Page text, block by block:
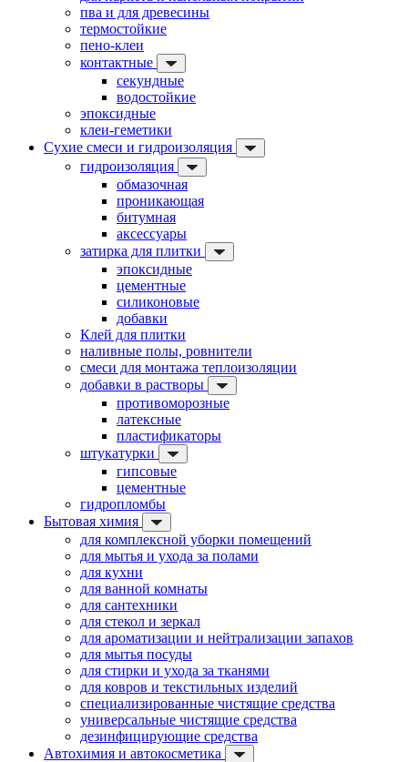
пва и для древесины
термостойкие
пено-клеи
контактные
секундные
водостойкие
эпоксидные
клеи-геметики
Сухие смеси и гидроизоляция
гидроизоляция
обмазочная
проникающая
битумная
аксессуары
затирка для плитки
эпоксидные
цементные
силиконовые
добавки
Клей для плитки
наливные полы, ровнители
смеси для монтажа теплоизоляции
добавки в растворы
противоморозные
латексные
пластификаторы
штукатурки
гипсовые
цементные
гидропломбы
Бытовая химия
для комплексной уборки помещений
для мытья и ухода за полами
для кухни
для ванной комнаты
для сантехники
для стекол и зеркал
для ароматизации и нейтрализации запахов
для мытья посуды
для стирки и ухода за тканями
для ковров и текстильных изделий
специализированные чистящие средства
универсальные чистящие средства
дезинфицирующие средства
Автохимия и автокосметика